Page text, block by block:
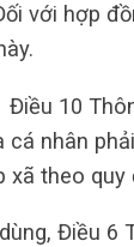
với hợp
Điều 10
cá nhân
xã theo quy
Điều 6